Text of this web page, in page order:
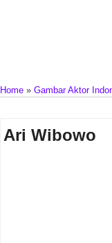
Home » Gambar Aktor
Ari Wibowo